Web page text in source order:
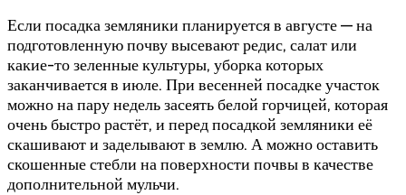
Если посадка земляники планируется в августе — на
подготовленную почву высевают редис, салат или
какие-то зеленные культуры, уборка которых
заканчивается в июле. При весенней посадке участок
можно на пару недель засеять белой горчицей, которая
очень быстро растёт, и перед посадкой земляники её
скашивают и заделывают в землю. А можно оставить
скошенные стебли на поверхности почвы в качестве
дополнительной мульчи.